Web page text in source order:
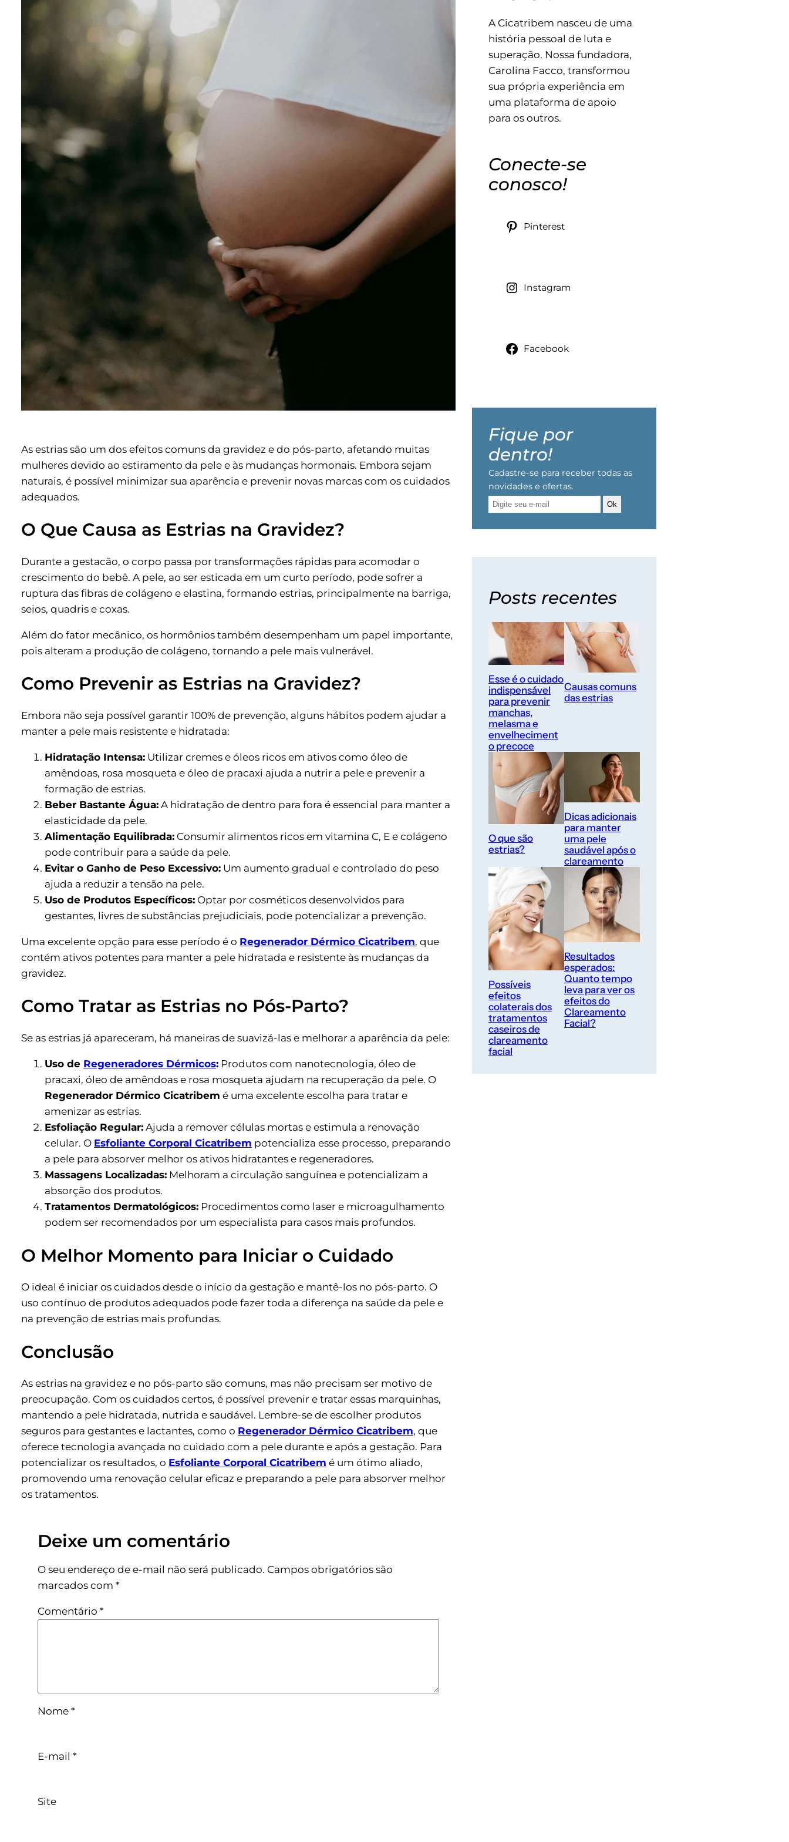
As estrias são um dos efeitos comuns da gravidez e do pós-parto, afetando muitas
mulheres devido ao estiramento da pele e às mudanças hormonais. Embora sejam
naturais, é possível minimizar sua aparência e prevenir novas marcas com os cuidados
adequados.
O Que Causa as Estrias na Gravidez?
Durante a gestacão, o corpo passa por transformações rápidas para acomodar o
crescimento do bebê. A pele, ao ser esticada em um curto período, pode sofrer a
ruptura das fibras de colágeno e elastina, formando estrias, principalmente na barriga,
seios, quadris e coxas.
Além do fator mecânico, os hormônios também desempenham um papel importante,
pois alteram a produção de colágeno, tornando a pele mais vulnerável.
Como Prevenir as Estrias na Gravidez?
Embora não seja possível garantir 100% de prevenção, alguns hábitos podem ajudar a
manter a pele mais resistente e hidratada:
Hidratação Intensa: Utilizar cremes e óleos ricos em ativos como óleo de
amêndoas, rosa mosqueta e óleo de pracaxi ajuda a nutrir a pele e prevenir a
formação de estrias.
Beber Bastante Água: A hidratação de dentro para fora é essencial para manter a
elasticidade da pele.
Alimentação Equilibrada: Consumir alimentos ricos em vitamina C, E e colágeno
pode contribuir para a saúde da pele.
Evitar o Ganho de Peso Excessivo: Um aumento gradual e controlado do peso
ajuda a reduzir a tensão na pele.
Uso de Produtos Específicos: Optar por cosméticos desenvolvidos para
gestantes, livres de substâncias prejudiciais, pode potencializar a prevenção.
Uma excelente opção para esse período é o Regenerador Dérmico Cicatribem, que
contém ativos potentes para manter a pele hidratada e resistente às mudanças da
gravidez.
Como Tratar as Estrias no Pós-Parto?
Se as estrias já apareceram, há maneiras de suavizá-las e melhorar a aparência da pele:
Uso de Regeneradores Dérmicos: Produtos com nanotecnologia, óleo de
pracaxi, óleo de amêndoas e rosa mosqueta ajudam na recuperação da pele. O
Regenerador Dérmico Cicatribem é uma excelente escolha para tratar e
amenizar as estrias.
Esfoliação Regular: Ajuda a remover células mortas e estimula a renovação
celular. O Esfoliante Corporal Cicatribem potencializa esse processo, preparando
a pele para absorver melhor os ativos hidratantes e regeneradores.
Massagens Localizadas: Melhoram a circulação sanguínea e potencializam a
absorção dos produtos.
Tratamentos Dermatológicos: Procedimentos como laser e microagulhamento
podem ser recomendados por um especialista para casos mais profundos.
O Melhor Momento para Iniciar o Cuidado
O ideal é iniciar os cuidados desde o início da gestação e mantê-los no pós-parto. O
uso contínuo de produtos adequados pode fazer toda a diferença na saúde da pele e
na prevenção de estrias mais profundas.
Conclusão
As estrias na gravidez e no pós-parto são comuns, mas não precisam ser motivo de
preocupação. Com os cuidados certos, é possível prevenir e tratar essas marquinhas,
mantendo a pele hidratada, nutrida e saudável. Lembre-se de escolher produtos
seguros para gestantes e lactantes, como o Regenerador Dérmico Cicatribem, que
oferece tecnologia avançada no cuidado com a pele durante e após a gestação. Para
potencializar os resultados, o Esfoliante Corporal Cicatribem é um ótimo aliado,
promovendo uma renovação celular eficaz e preparando a pele para absorver melhor
os tratamentos.
Deixe um comentário
O seu endereço de e-mail não será publicado. Campos obrigatórios são
marcados com *
Comentário *
Nome *
E-mail *
Site
A Cicatribem nasceu de uma
história pessoal de luta e
superação. Nossa fundadora,
Carolina Facco, transformou
sua própria experiência em
uma plataforma de apoio
para os outros.
Conecte-se
conosco!
Pinterest
Instagram
Facebook
Fique por
dentro!
Cadastre-se para receber todas as
novidades e ofertas.
Ok
Posts recentes
Esse é o cuidado
indispensável
para prevenir
manchas,
melasma e
envelheciment
o precoce
Causas comuns
das estrias
O que são
estrias?
Dicas adicionais
para manter
uma pele
saudável após o
clareamento
Possíveis
efeitos
colaterais dos
tratamentos
caseiros de
clareamento
facial
Resultados
esperados:
Quanto tempo
leva para ver os
efeitos do
Clareamento
Facial?